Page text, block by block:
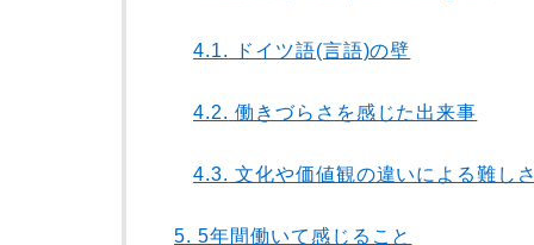
4.1. ドイツ語(言語)の壁
4.2. 働きづらさを感じた出来事
4.3. 文化や価値観の違いによる難し
5. 5年間働いて感じること